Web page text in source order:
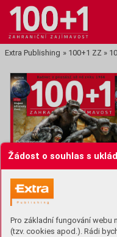
Žádost o souhlas s
Pro základní fungování webu
(tzv. cookies apod.). Rádi
Extra Publishing » 100+1 ZZ »